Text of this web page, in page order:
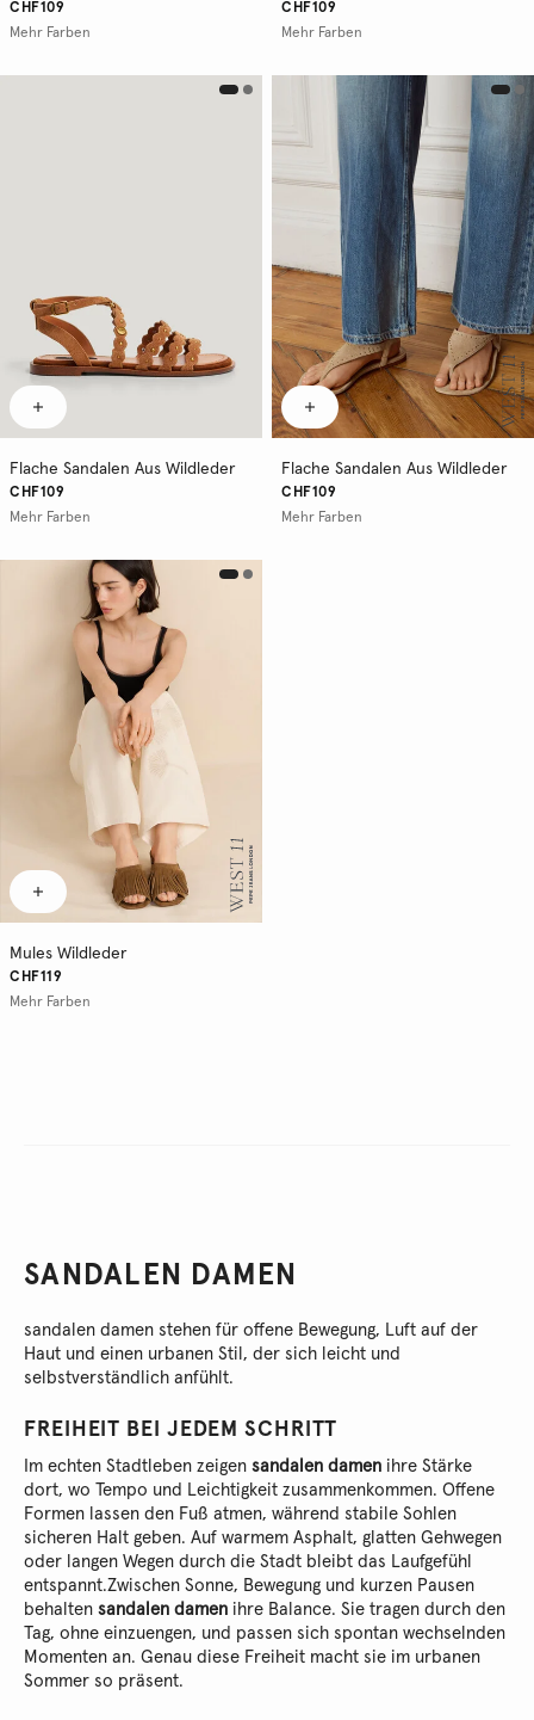
CHF109
Mehr Farben
CHF109
Mehr Farben
Flache Sandalen Aus Wildleder
CHF109
Mehr Farben
Flache Sandalen Aus Wildleder
CHF109
Mehr Farben
Mules Wildleder
CHF119
Mehr Farben
SANDALEN DAMEN
sandalen damen stehen für offene Bewegung, Luft auf der
Haut und einen urbanen Stil, der sich leicht und
selbstverständlich anfühlt.
FREIHEIT BEI JEDEM SCHRITT
Im echten Stadtleben zeigen sandalen damen ihre Stärke
dort, wo Tempo und Leichtigkeit zusammenkommen. Offene
Formen lassen den Fuß atmen, während stabile Sohlen
sicheren Halt geben. Auf warmem Asphalt, glatten Gehwegen
oder langen Wegen durch die Stadt bleibt das Laufgefühl
entspannt.Zwischen Sonne, Bewegung und kurzen Pausen
behalten sandalen damen ihre Balance. Sie tragen durch den
Tag, ohne einzuengen, und passen sich spontan wechselnden
Momenten an. Genau diese Freiheit macht sie im urbanen
Sommer so präsent.